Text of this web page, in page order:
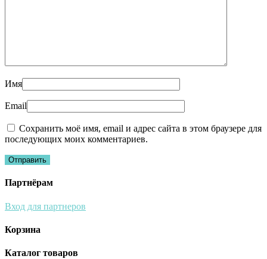
Имя
Email
Сохранить моё имя, email и адрес сайта в этом браузере для
последующих моих комментариев.
Партнёрам
Вход для партнеров
Корзина
Каталог товаров